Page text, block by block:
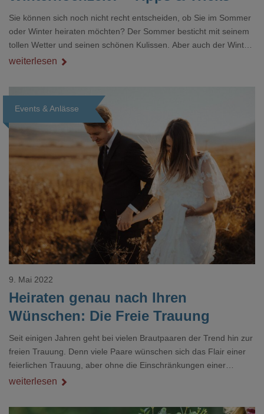
Sie können sich noch nicht recht entscheiden, ob Sie im Sommer
oder Winter heiraten möchten? Der Sommer besticht mit seinem
tollen Wetter und seinen schönen Kulissen. Aber auch der Winter
hat ebenso einiges zu bieten. Winterhochzeiten gehören definitiv
bei der Terminauswahl und auch die Landschaft gibt einige
Anreize für Fotomotive. Wir haben für Sie die Vor- und Nachteile
der jeweiligen Jahreszeiten nachfolgend zusammengefa
weiterlesen
Events & Anlässe
Heiraten genau nach Ihren
Wünschen: Die Freie Trauung
9. Mai 2022
Seit einigen Jahren geht bei vielen Brautpaaren der Trend hin zur
freien Trauung. Denn viele Paare wünschen sich das Flair einer
feierlichen Trauung, aber ohne die Einschränkungen einer
Hochzeit in der Kirche oder der bloßen Formalität. Damit Sie sich
können, haben wir hier nachfolgend viele hilfreiche Informationen
weiterlesen